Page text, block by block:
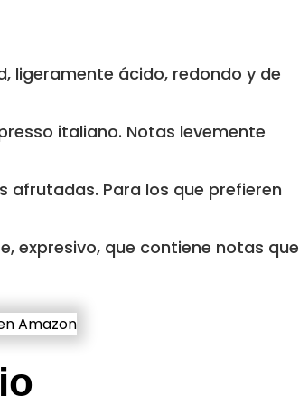
ligeramente ácido, redondo y de
italiano. Notas levemente
afrutadas. Para los que prefieren
expresivo, que contiene notas que